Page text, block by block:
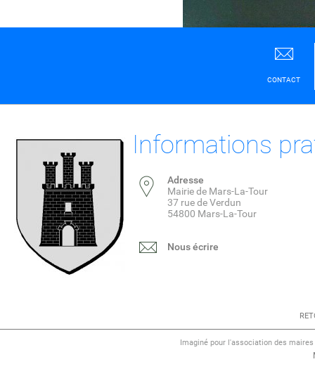
CONTACT
Informations
Adresse
Mairie de Mars-La-Tour
37 rue de Verdun
54800 Mars-La-Tour
Nous écrire
Imaginé pour l'association des